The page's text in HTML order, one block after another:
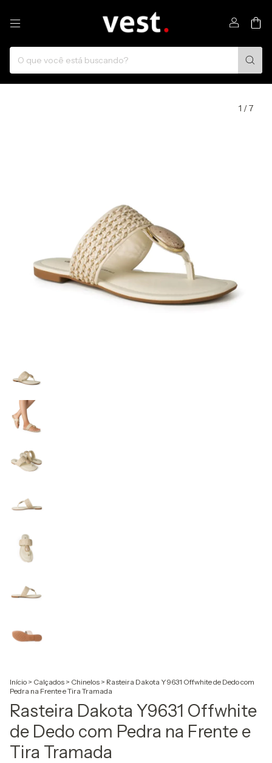
1 /7
Início > Calçados > Chinelos > Rasteira Dakota Y9631 Offwhite de Dedo com
Pedra na Frente e Tira Tramada
Rasteira Dakota Y9631 Offwhite
de Dedo com Pedra na Frente e
Tira Tramada